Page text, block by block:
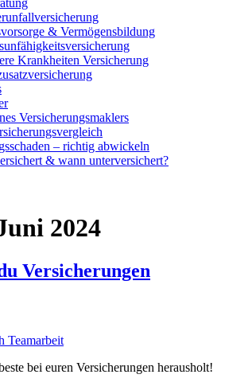
& Vermögensbildung
Krankheiten Versicherung
Versicherungsmaklers
– richtig abwickeln
& wann unterversichert?
2024
Versicherungen
bei euren Versicherungen herausholt!